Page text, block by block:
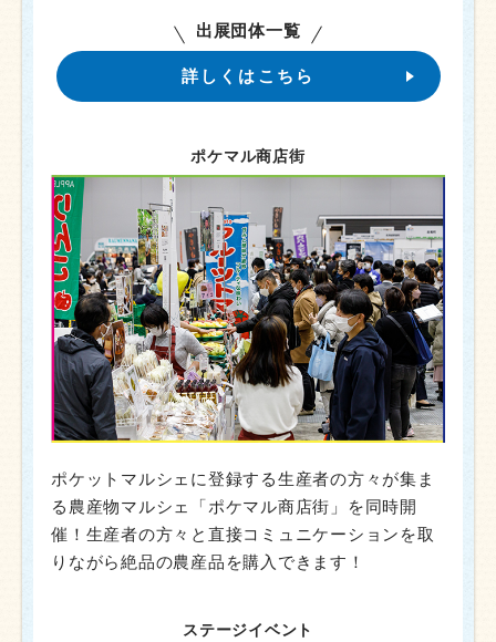
出展団体一覧
詳しくはこちら
ポケマル商店街
ポケットマルシェに登録する生産者の方々が集ま
る農産物マルシェ「ポケマル商店街」を同時開
催！生産者の方々と直接コミュニケーションを取
りながら絶品の農産品を購入できます！
ステージイベント